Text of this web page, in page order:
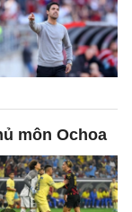
môn Ochoa